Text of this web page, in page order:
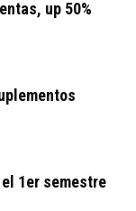
up 50%
1er semestre